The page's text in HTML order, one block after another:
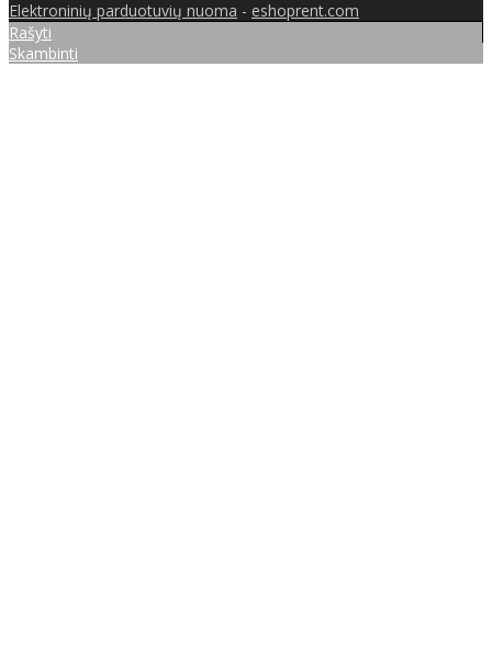
Elektroninių parduotuvių nuoma - eshoprent.com
Rašyti
Skambinti